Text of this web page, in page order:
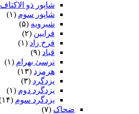
شاپور ذو الاکتاف
شاپور سوم‏ (۱)
شیرویه (۵)
فرایین (۲)
فرخ زاد (۱)
قباد (۹)
نرسئ بهرام‏ (۱)
هرمزد (۱۳)
یزدگرد (۳)
یزدگرد دوم (۱)
یزدگرد سوم (۱۴)
ضحاک (۷)